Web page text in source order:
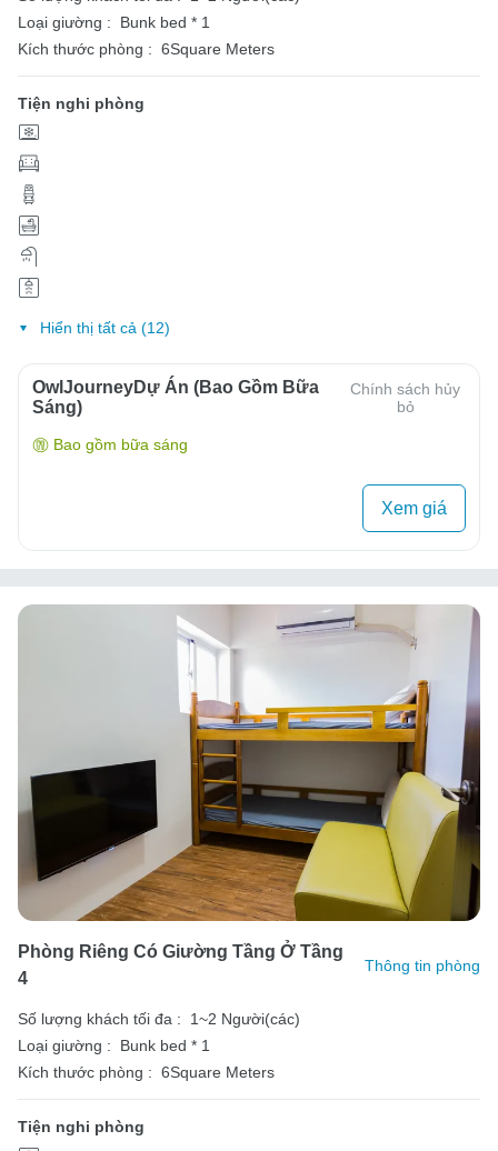
Loại giường :
Bunk bed * 1
Kích thước phòng : 6Square Meters
Tiện nghi phòng
Hiển thị tất cả (12)
OwlJourneyDự Án (Bao Gồm Bữa
Sáng)
Chính sách hủy
bỏ
Bao gồm bữa sáng
Xem giá
Phòng Riêng Có Giường Tầng Ở Tầng
4
Thông tin phòng
Số lượng khách tối đa :
1~2 Người(các)
Loại giường :
Bunk bed * 1
Kích thước phòng : 6Square Meters
Tiện nghi phòng